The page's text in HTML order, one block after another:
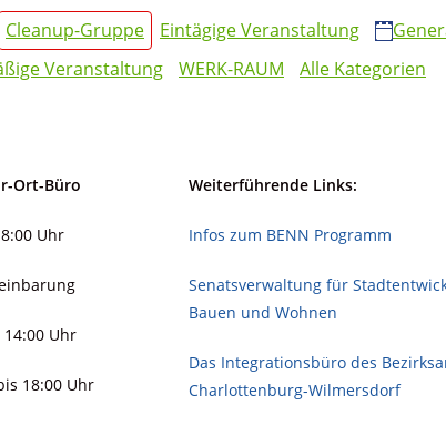
Cleanup-Gruppe Eintägige Veranstaltung
Veranstaltung WERK-RAUM
Alle Kategorien
Ort-Büro
Uhr
Uhr
18:00 Uhr
Weiterführende Links:
Infos zum BENN Programm
Senatsverwaltung für
Bauen und Wohnen
Das Integrationsbüro des
Charlottenburg-Wilmersdorf